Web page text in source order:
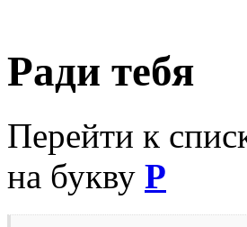
Ради тебя
Перейти к
на букву Р